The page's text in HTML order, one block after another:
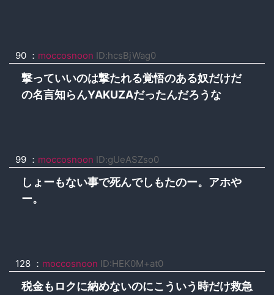
90 ： moccosnoon ID:hcsBjWag0
撃っていいのは撃たれる覚悟のある奴だけだ
の名言知らんYAKUZAだったんだろうな
99 ： moccosnoon ID:gUeASZso0
しょーもない事で死んでしもたのー。アホや
ー。
128 ： moccosnoon ID:HEK0M+at0
税金もロクに納めないのにこういう時だけ救急